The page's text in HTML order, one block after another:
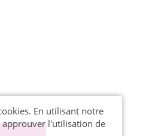
En utilisant notre
l'utilisation de